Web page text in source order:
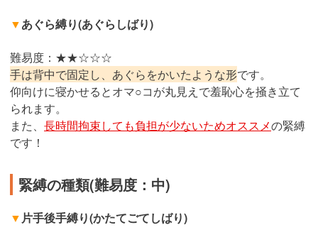
▼あぐら縛り(あぐらしばり)
難易度：★★☆☆☆
手は背中で固定し、あぐらをかいたような形です。
仰向けに寝かせるとオマ○コが丸見えで羞恥心を掻き立て
られます。
また、 長時間拘束しても負担が少ないためオススメの緊縛
です！
緊縛の種類(難易度：中)
▼ 片手後手縛り(かたてごてしばり)